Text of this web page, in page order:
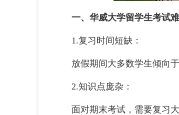
一、华威大学留学生考试
1.复习时间短缺：
放假期间大多数学生倾向于
2.知识点庞杂：
面对期末考试，需要复习大